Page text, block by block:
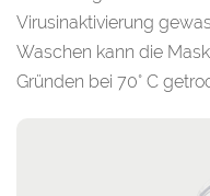
Virusinaktivierung
Waschen kann die
Gründen bei 70° C